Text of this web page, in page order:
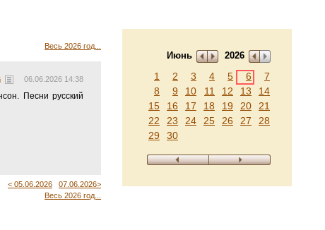
Июнь 2026
1 2 3 4 5 6
7
8
9 10 11 12 13
14
15
16 17 18 19 20
21
22
23 24 25 26 27
28
29
30
Весь 2026 год...
06.06.2026 14:38
Песни русский
< 05.06.2026
07.06.2026>
Весь 2026 год...